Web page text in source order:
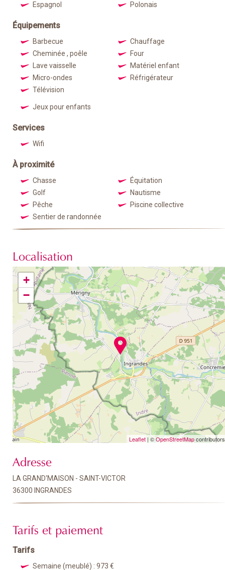
Espagnol
Polonais
Équipements
Barbecue
Chauffage
Cheminée , poêle
Four
Lave vaisselle
Matériel enfant
Micro-ondes
Réfrigérateur
Télévision
Jeux pour enfants
Services
Wifi
À proximité
Chasse
Équitation
Golf
Nautisme
Pêche
Piscine collective
Sentier de randonnée
Localisation
+
−
Leaflet | ©OpenStreetMapcontributors
Adresse
LA GRAND'MAISON - SAINT-VICTOR
36300 INGRANDES
Tarifs et paiement
Tarifs
Semaine (meublé) : 973 €